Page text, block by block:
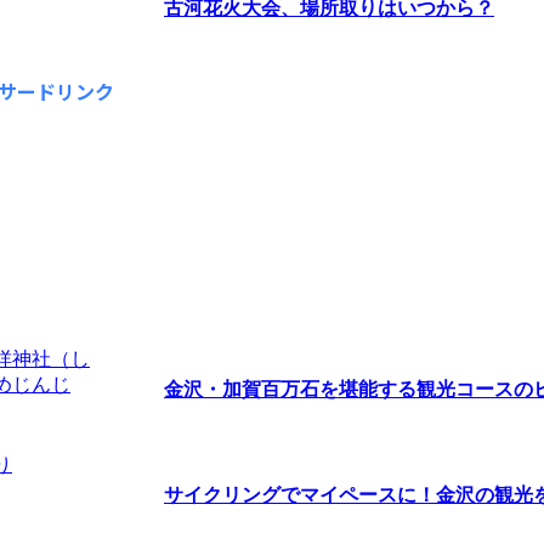
古河花火大会、場所取りはいつから？
ードリンク
金沢・加賀百万石を堪能する観光コースの
サイクリングでマイペースに！金沢の観光